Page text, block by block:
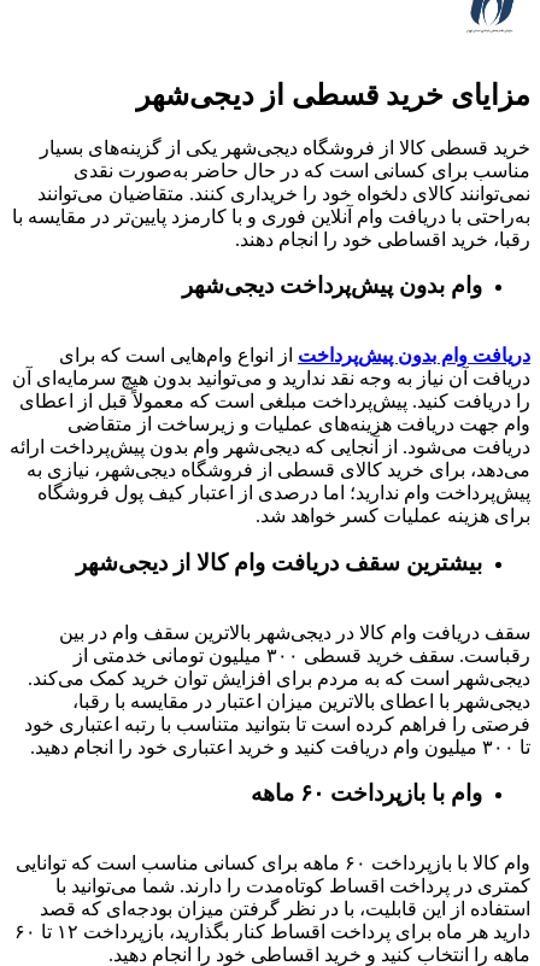
مزایای خرید قسطی از دیجی‌شهر
خرید قسطی کالا از فروشگاه دیجی‌شهر یکی از گزینه‌های بسیار
مناسب برای کسانی است که در حال حاضر به‌صورت نقدی
نمی‌توانند کالای دلخواه خود را خریداری کنند. متقاضیان می‌توانند
به‌راحتی با دریافت وام آنلاین فوری و با کارمزد پایین‌تر در مقایسه با
رقبا، خرید اقساطی خود را انجام دهند.
وام بدون پیش‌پرداخت‌ دیجی‌شهر
دریافت وام بدون پیش‌پرداخت از انواع وام‌هایی است که برای
دریافت آن نیاز به وجه نقد ندارید و می‌توانید بدون هیچ سرمایه‌ای آن
را دریافت کنید. پیش‌پرداخت مبلغی است که معمولاً قبل از اعطای
وام جهت دریافت هزینه‌های عملیات و زیرساخت از متقاضی
دریافت می‌شود. از آنجایی که دیجی‌شهر وام بدون پیش‌پرداخت ارائه
می‌دهد، برای خرید کالای قسطی از فروشگاه دیجی‌شهر، نیازی به
پیش‌پرداخت وام ندارید؛ اما درصدی از اعتبار کیف پول فروشگاه
برای هزینه عملیات کسر خواهد شد.
بیشترین سقف دریافت وام کالا از دیجی‌شهر
سقف دریافت وام کالا در دیجی‌شهر بالاترین سقف وام در بین
رقباست. سقف خرید قسطی ۳۰۰ میلیون تومانی خدمتی از
دیجی‌شهر است که به مردم برای افزایش توان خرید کمک می‌کند.
دیجی‌شهر با اعطای بالاترین میزان اعتبار در مقایسه با رقبا،
فرصتی را فراهم کرده است تا بتوانید متناسب با رتبه اعتباری خود
تا ۳۰۰ میلیون وام دریافت کنید و خرید اعتباری خود را انجام دهید.
وام با بازپرداخت ۶۰ ماهه
وام کالا با بازپرداخت ۶۰ ماهه برای کسانی مناسب است که توانایی
کمتری در پرداخت اقساط کوتاه‌مدت را دارند. شما می‌توانید با
استفاده از این قابلیت، با در نظر گرفتن میزان بودجه‌ای که قصد
دارید هر ماه برای پرداخت اقساط کنار بگذارید، بازپرداخت ۱۲ تا ۶۰
ماهه را انتخاب کنید و خرید اقساطی خود را انجام دهید.